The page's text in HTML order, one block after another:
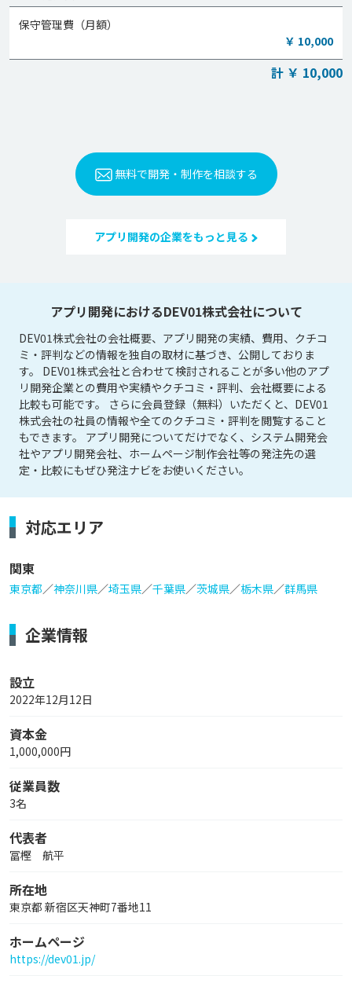
保守管理費（月額）
￥ 10,000
計 ￥ 10,000
無料で開発・制作を相談する
アプリ開発の企業をもっと見る
アプリ開発におけるDEV01株式会社について
DEV01株式会社の会社概要、アプリ開発の実績、費用、クチコ
ミ・評判などの情報を独自の取材に基づき、公開しておりま
す。 DEV01株式会社と合わせて検討されることが多い他のアプ
リ開発企業との費用や実績やクチコミ・評判、会社概要による
比較も可能です。 さらに会員登録（無料）いただくと、DEV01
株式会社の社員の情報や全てのクチコミ・評判を閲覧すること
もできます。 アプリ開発についてだけでなく、システム開発会
社やアプリ開発会社、ホームページ制作会社等の発注先の選
定・比較にもぜひ発注ナビをお使いください。
対応エリア
関東
東京都／神奈川県／埼玉県／千葉県／茨城県／栃木県／群馬県
企業情報
設立
2022年12月12日
資本金
1,000,000円
従業員数
3名
代表者
冨樫 航平
所在地
東京都 新宿区天神町7番地11
ホームページ
https://dev01.jp/